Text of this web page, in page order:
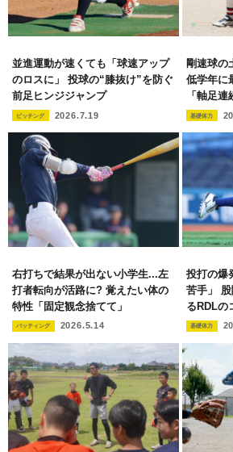
並進運動が速くても「球速アップ
のロスに」 投球の“膝抜け”を防ぐ
前足ヒンジジャンプ
ピッチング 2026.7.19
剛速球の
低学年に
「軸足連
基礎体力
右打ちで結果が出ない小学生...左
打者転向が活路に? 覚えたい体の
特性「固定観念捨てて」
バッティング 2026.5.14
投打の爆
苦手」
るRDLの
基礎体力